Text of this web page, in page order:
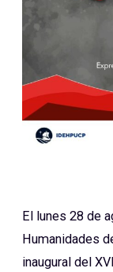
El lunes 28 de
Humanidades
inaugural del